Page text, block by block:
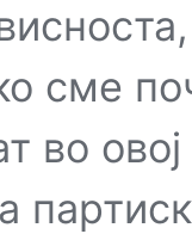
сме
во